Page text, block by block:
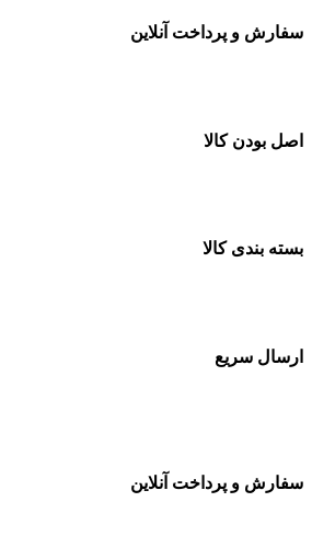
سفارش و پرداخت آنلاین
اصل بودن کالا
بسته بندی کالا
ارسال سریع
سفارش و پرداخت آنلاین